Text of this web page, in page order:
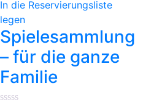
für
die
ganze
Familie
Menge
In die Reservierungsliste
legen
Spielesammlung
– für die ganze
Familie